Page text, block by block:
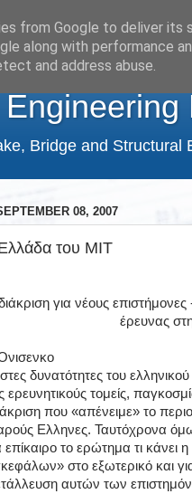
Bridge and Structural
08, 2007
του ΜΙΤ
για νέους
έρευνας
δυνατότητες του
ερευνητικούς τομείς,
που «απένειμε» το
Ελληνες. Ταυτόχρονα
επίκαιρο το ερώτημα τι κάνει
στο εξωτερικό και
αυτών των
from Google to deliver its
along with performance
and address abuse.